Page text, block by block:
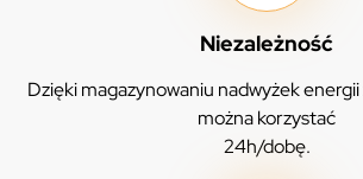
Niezależność
Dzięki magazynowaniu nadwyżek energii
można korzystać
24h/dobę.